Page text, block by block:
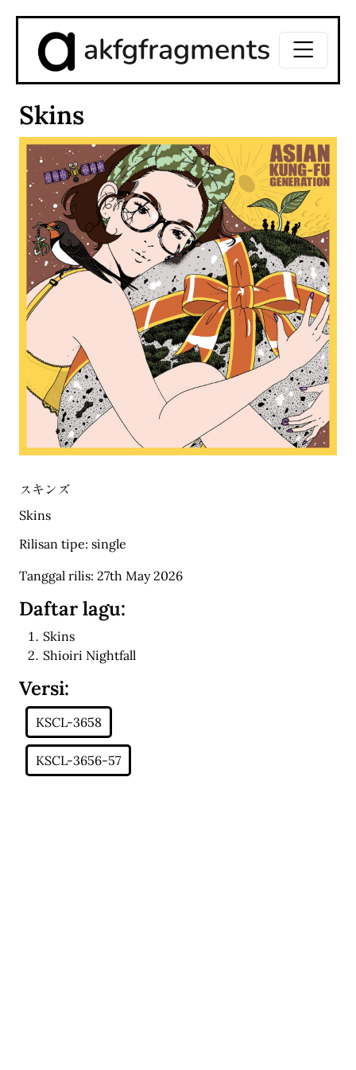
akfgfragments
Skins
スキンズ
Skins
Rilisan tipe: single
Tanggal rilis: 27th May 2026
Daftar lagu:
Skins
Shioiri Nightfall
Versi: